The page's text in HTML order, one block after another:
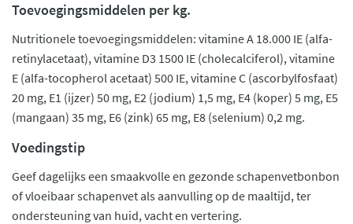
Toevoegingsmiddelen per kg.
Nutritionele toevoegingsmiddelen: vitamine A 18.000 IE (alfa-
retinylacetaat), vitamine D3 1500 IE (cholecalciferol), vitamine
E (alfa-tocopherol acetaat) 500 IE, vitamine C (ascorbylfosfaat)
20 mg, E1 (ijzer) 50 mg, E2 (jodium) 1,5 mg, E4 (koper) 5 mg, E5
(mangaan) 35 mg, E6 (zink) 65 mg, E8 (selenium) 0,2 mg.
Voedingstip
Geef dagelijks een smaakvolle en gezonde schapenvetbonbon
of vloeibaar schapenvet als aanvulling op de maaltijd, ter
ondersteuning van huid, vacht en vertering.